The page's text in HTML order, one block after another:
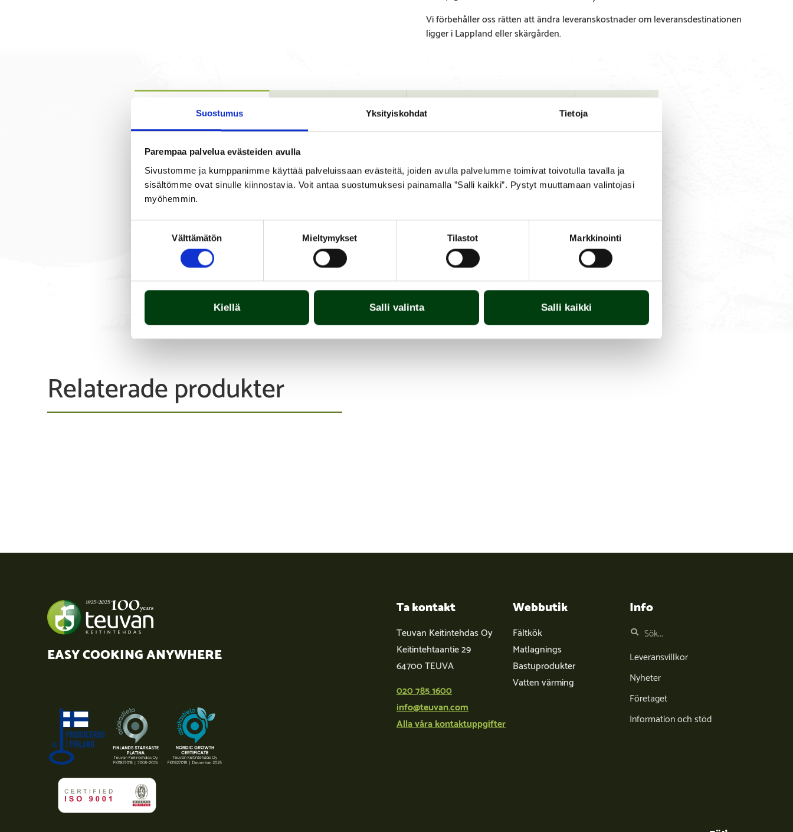
Suostumus Yksityiskohdat Tietoja
Parempaa palvelua evästeiden avulla
Sivustomme ja kumppanimme käyttää palveluissaan evästeitä, joiden avulla palvelumme toimivat toivotulla tavalla ja
sisältömme ovat sinulle kiinnostavia. Voit antaa suostumuksesi painamalla ”Salli kaikki”. Pystyt muuttamaan valintojasi
myöhemmin.
Välttämätön Mieltymykset Tilastot Markkinointi
Kiellä Salli valinta Salli kaikki
Vi förbehåller oss rätten att ändra leveranskostnader om leveransdestinationen
ligger i Lappland eller skärgården.
PRODUKT TEKNISK BILAGOR OCH RESERVDELAR
Korkeapainesäädin on helposti liitettävissä kaasupulloon pikalukitussysteemillä. Paineen säätöalue 0-2 bar,
kapasiteettu 4 kg/h.
Sisältää letkurikkoventtiilin.
Relaterade produkter
EASY COOKING ANYWHERE
Ta kontakt
Teuvan Keitintehdas Oy
Keitintehtaantie 29
64700 TEUVA
020 785 1600
info@teuvan.com
Alla våra kontaktuppgifter
Webbutik
Fältkök
Matlagnings
Bastuprodukter
Vatten värming
Info
Leveransvillkor
Nyheter
Företaget
Information och stöd